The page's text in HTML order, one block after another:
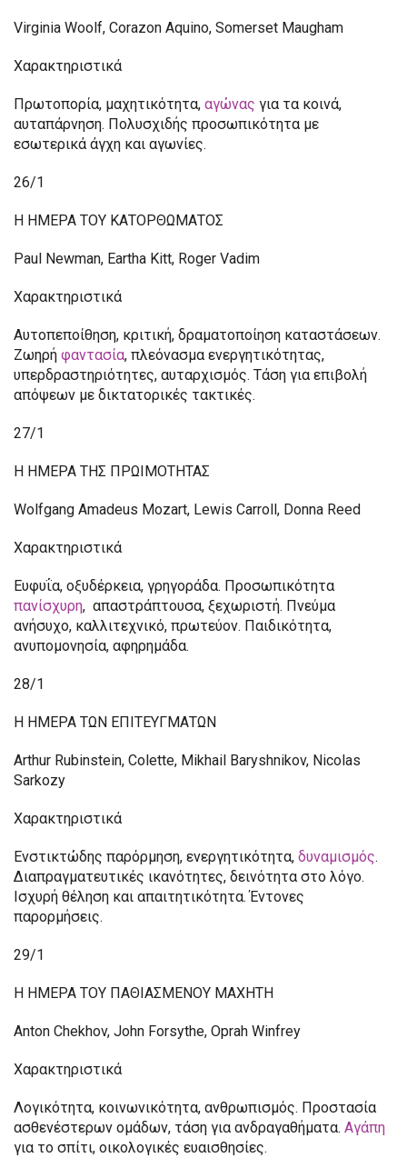
Virginia Woolf, Corazon Aquino, Somerset Maugham
Χαρακτηριστικά
Πρωτοπορία, μαχητικότητα, αγώνας για τα κοινά,
αυταπάρνηση. Πολυσχιδής προσωπικότητα με
εσωτερικά άγχη και αγωνίες.
26/1
Η ΗΜΕΡΑ ΤΟΥ ΚΑΤΟΡΘΩΜΑΤΟΣ
Paul Newman, Eartha Kitt, Roger Vadim
Χαρακτηριστικά
Αυτοπεποίθηση, κριτική, δραματοποίηση καταστάσεων.
Ζωηρή φαντασία, πλεόνασμα ενεργητικότητας,
υπερδραστηριότητες, αυταρχισμός. Τάση για επιβολή
απόψεων με δικτατορικές τακτικές.
27/1
Η ΗΜΕΡΑ ΤΗΣ ΠΡΩΙΜΟΤΗΤΑΣ
Wolfgang Amadeus Mozart, Lewis Carroll, Donna Reed
Χαρακτηριστικά
Ευφυΐα, οξυδέρκεια, γρηγοράδα. Προσωπικότητα
πανίσχυρη, απαστράπτουσα, ξεχωριστή. Πνεύμα
ανήσυχο, καλλιτεχνικό, πρωτεύον. Παιδικότητα,
ανυπομονησία, αφηρημάδα.
28/1
Η ΗΜΕΡΑ ΤΩΝ ΕΠΙΤΕΥΓΜΑΤΩΝ
Arthur Rubinstein, Colette, Mikhail Baryshnikov, Nicolas
Sarkozy
Χαρακτηριστικά
Ενστικτώδης παρόρμηση, ενεργητικότητα, δυναμισμός.
Διαπραγματευτικές ικανότητες, δεινότητα στο λόγο.
Ισχυρή θέληση και απαιτητικότητα. Έντονες
παρορμήσεις.
29/1
Η ΗΜΕΡΑ ΤΟΥ ΠΑΘΙΑΣΜΕΝΟΥ ΜΑΧΗΤΗ
Anton Chekhov, John Forsythe, Oprah Winfrey
Χαρακτηριστικά
Λογικότητα, κοινωνικότητα, ανθρωπισμός. Προστασία
ασθενέστερων ομάδων, τάση για ανδραγαθήματα. Αγάπη
για το σπίτι, οικολογικές ευαισθησίες.